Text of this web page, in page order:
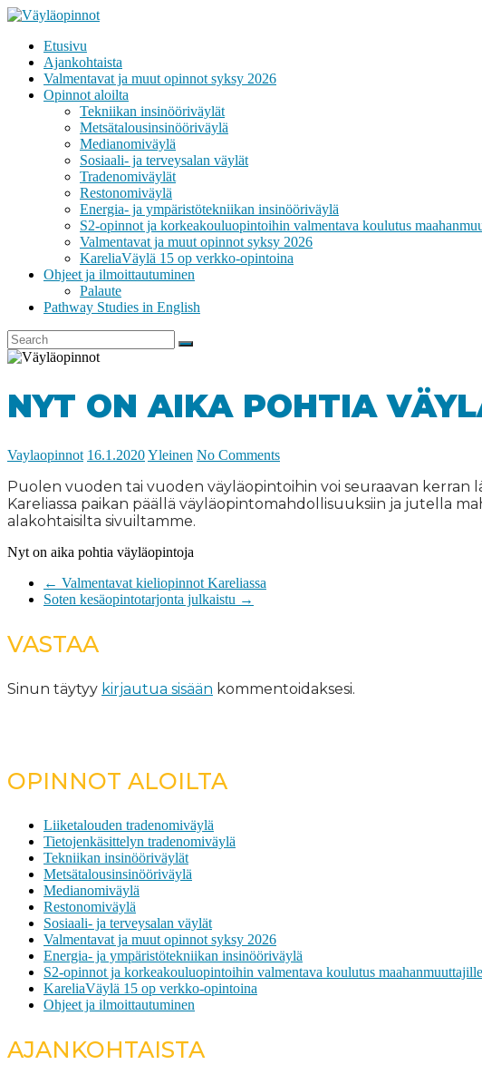
Skip
content
VÄYLÄOPINNOT
Etusivu
Ajankohtaista
Valmentavat ja muut opinnot syksy 2026
Opinnot aloilta
Tekniikan insinööriväylät
Metsätalousinsinööriväylä
Medianomiväylä
Sosiaali- ja terveysalan väylät
Tradenomiväylät
Restonomiväylä
Energia- ja ympäristötekniikan insinööriväylä
S2-opinnot ja korkeakouluopintoihin valmentava koulutus
Valmentavat ja muut opinnot syksy 2026
KareliaVäylä 15 op verkko-opintoina
Ohjeet ja ilmoittautuminen
Palaute
Pathway Studies in English
NYT ON AIKA POHTIA
Vaylaopinnot 16.1.2020Yleinen No Comments
Puolen vuoden tai vuoden väyläopintoihin voi seuraavan kerran
Kareliassa paikan päällä väyläopintomahdollisuuksiin ja jutella
alakohtaisilta sivuiltamme.
Nyt on aika pohtia väyläopintoja
← Valmentavat kieliopinnot Kareliassa
Soten kesäopintotarjonta julkaistu →
VASTAA
Sinun täytyy kirjautua sisään kommentoidaksesi.
OPINNOT ALOILTA
Liiketalouden tradenomiväylä
Tietojenkäsittelyn tradenomiväylä
Tekniikan insinööriväylät
Metsätalousinsinööriväylä
Medianomiväylä
Restonomiväylä
Sosiaali- ja terveysalan väylät
Valmentavat ja muut opinnot syksy 2026
Energia- ja ympäristötekniikan insinööriväylä
S2-opinnot ja korkeakouluopintoihin valmentava koulutus maahanmuuttajille
KareliaVäylä 15 op verkko-opintoina
Ohjeet ja ilmoittautuminen
AJANKOHTAISTA